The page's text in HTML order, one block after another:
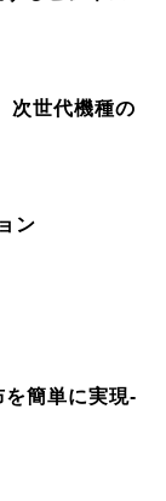
次世代機種の
ン
を簡単に実現-